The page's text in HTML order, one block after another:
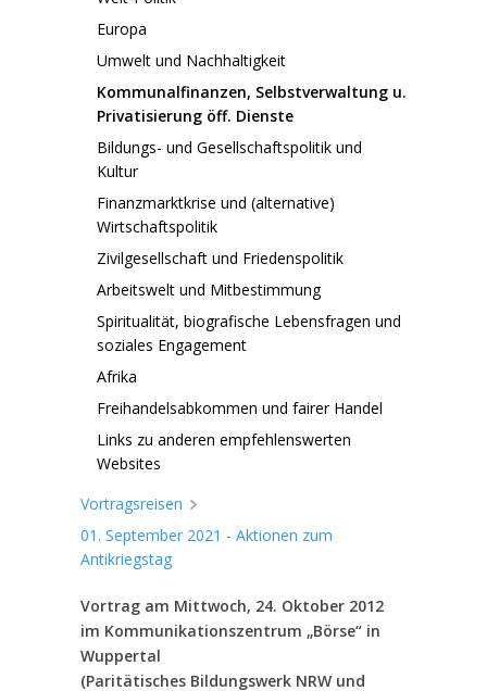
Europa
Umwelt und Nachhaltigkeit
Kommunalfinanzen, Selbstverwaltung u.
Privatisierung öff. Dienste
Bildungs- und Gesellschaftspolitik und
Kultur
Finanzmarktkrise und (alternative)
Wirtschaftspolitik
Zivilgesellschaft und Friedenspolitik
Arbeitswelt und Mitbestimmung
Spiritualität, biografische Lebensfragen und
soziales Engagement
Afrika
Freihandelsabkommen und fairer Handel
Links zu anderen empfehlenswerten
Websites
Vortragsreisen
01. September 2021 - Aktionen zum
Antikriegstag
Vortrag am Mittwoch, 24. Oktober 2012
im Kommunikationszentrum „Börse“ in
Wuppertal
(Paritätisches Bildungswerk NRW und